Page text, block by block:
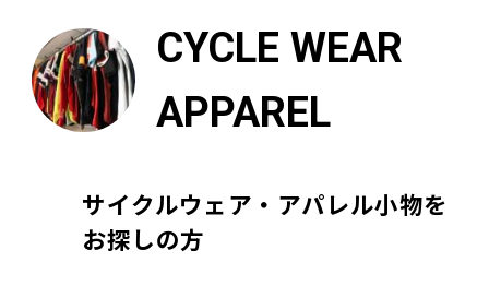
CYCLE WEAR
APPAREL
サイクルウェア・アパレル小物を
お探しの方